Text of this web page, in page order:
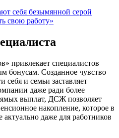
себя безымянной серой
свою работу»
привлекает специалистов
бонусам. Созданное чувство
себя и семьи заставляет
даже ради более
выплат, ДСЖ позволяет
накопление, которое в
актуально даже для работников